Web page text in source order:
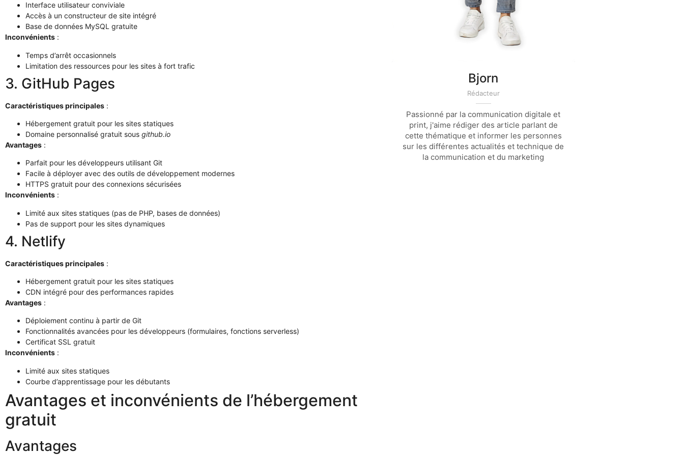
Interface utilisateur conviviale
Accès à un constructeur de site intégré
Base de données MySQL gratuite
Inconvénients :
Temps d’arrêt occasionnels
Limitation des ressources pour les sites à fort trafic
3. GitHub Pages
Caractéristiques principales :
Hébergement gratuit pour les sites statiques
Domaine personnalisé gratuit sous github.io
Avantages :
Parfait pour les développeurs utilisant Git
Facile à déployer avec des outils de développement modernes
HTTPS gratuit pour des connexions sécurisées
Inconvénients :
Limité aux sites statiques (pas de PHP, bases de données)
Pas de support pour les sites dynamiques
4. Netlify
Caractéristiques principales :
Hébergement gratuit pour les sites statiques
CDN intégré pour des performances rapides
Avantages :
Déploiement continu à partir de Git
Fonctionnalités avancées pour les développeurs (formulaires, fonctions serverless)
Certificat SSL gratuit
Inconvénients :
Limité aux sites statiques
Courbe d’apprentissage pour les débutants
Avantages et inconvénients de l’hébergement
gratuit
Avantages
Bjorn
Rédacteur
Passionné par la communication digitale et
print, j'aime rédiger des article parlant de
cette thématique et informer les personnes
sur les différentes actualités et technique de
la communication et du marketing